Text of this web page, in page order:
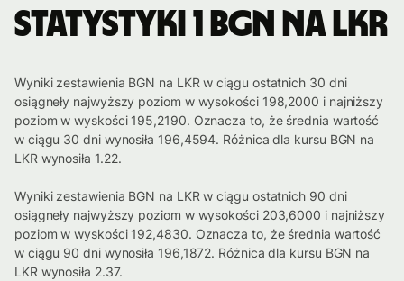
Statystyki 1 BGN na LKR
Wyniki zestawienia BGN na LKR w ciągu ostatnich 30 dni
osiągneły najwyższy poziom w wysokości 198,2000 i najniższy
poziom w wyskości 195,2190. Oznacza to, że średnia wartość
w ciągu 30 dni wynosiła 196,4594. Różnica dla kursu BGN na
LKR wynosiła 1.22.
Wyniki zestawienia BGN na LKR w ciągu ostatnich 90 dni
osiągneły najwyższy poziom w wysokości 203,6000 i najniższy
poziom w wyskości 192,4830. Oznacza to, że średnia wartość
w ciągu 90 dni wynosiła 196,1872. Różnica dla kursu BGN na
LKR wynosiła 2.37.